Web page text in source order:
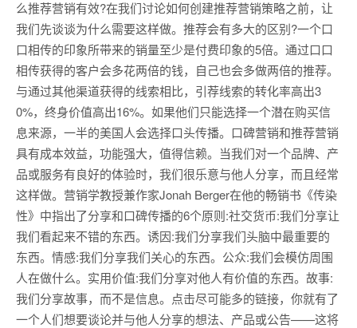
么推荐营销有效?在我们讨论如何创建推荐营销策略之前，让
我们先谈谈为什么需要这样做。推荐会有多大的区别?一个口
口相传的印象所带来的销量至少是付费印象的5倍。通过口口
相传获得的客户会多花两倍的钱，自己也会多做两倍的推荐。
与通过其他渠道获得的线索相比，引荐线索的转化率高出3
0%，终身价值高出16%。如果他们只能选择一个潜在购买信
息来源，一半的美国人会选择口头传播。口碑营销和推荐营销
具有成本效益，功能强大，值得信赖。当我们对一个品牌、产
品或服务有良好的体验时，我们很乐意与他人分享，而且经常
这样做。营销学教授兼作家Jonah Berger在他的畅销书《传染
性》中指出了分享和口碑传播的6个原则:社交货币:我们分享让
我们看起来不错的东西。诱因:我们分享我们头脑中最重要的
东西。情感:我们分享我们关心的东西。公众:我们会模仿周围
人在做什么。实用价值:我们分享对他人有价值的东西。故事:
我们分享故事，而不是信息。点击尽可能多的链接，你就有了
一个人们想要谈论并与他人分享的想法、产品或公告——这将